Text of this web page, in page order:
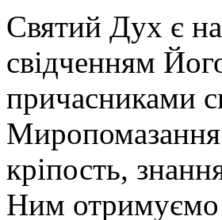
Святий Дух є
свідченням
причасниками
кріпость,
Ним отримуємо